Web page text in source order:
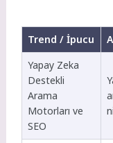
Trend / İpucu
Yapay Zeka
Destekli
Arama
Motorları ve
SEO